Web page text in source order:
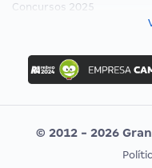
Concursos 2025
Concurso Ibama
Concurso MPU
Editais publicados
CONCURSOS POR
© 2012 - 2026